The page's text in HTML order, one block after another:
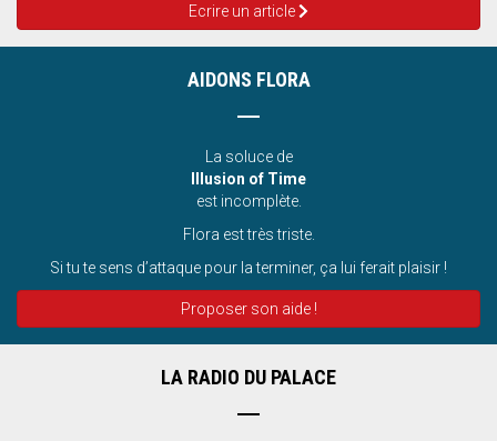
Ecrire un article
AIDONS FLORA
La soluce de
Illusion of Time
est incomplète.
Flora est très triste.
Si tu te sens d’attaque pour la terminer, ça lui ferait plaisir !
Proposer son aide !
LA RADIO DU PALACE